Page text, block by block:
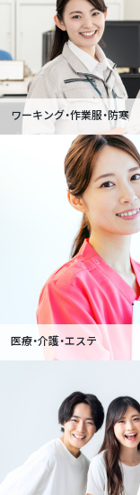
ワーキング・作業服・防寒
医療・介護・エステ